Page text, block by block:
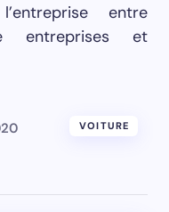
entre
entreprises et
VOITURE